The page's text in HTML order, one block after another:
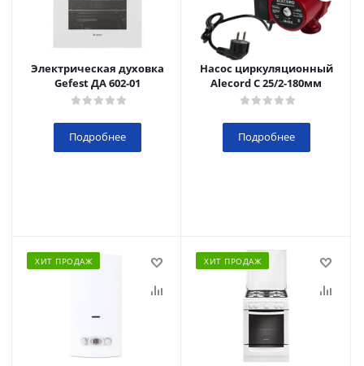
Электрическая духовка
Gefest ДА 602-01
Подробнее
Насос циркуляционный
Alecord C 25/2-180мм
Подробнее
ХИТ ПРОДАЖ ХИТ ПРОДАЖ